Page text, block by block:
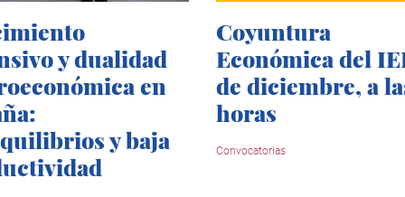
y dualidad
en
y baja
Coyuntura
Económica del
de diciembre, a
horas
Convocatorias